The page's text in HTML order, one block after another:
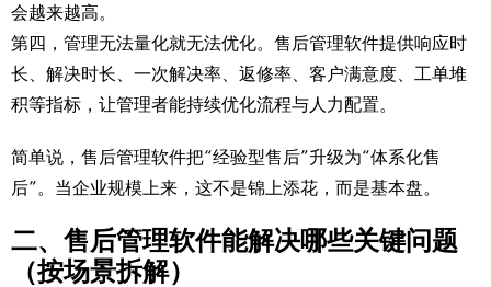
会越来越高。
第四，管理无法量化就无法优化。售后管理软件提供响应时
长、解决时长、一次解决率、返修率、客户满意度、工单堆
积等指标，让管理者能持续优化流程与人力配置。
简单说，售后管理软件把“经验型售后”升级为“体系化售
后”。当企业规模上来，这不是锦上添花，而是基本盘。
二、售后管理软件能解决哪些关键问题
（按场景拆解）